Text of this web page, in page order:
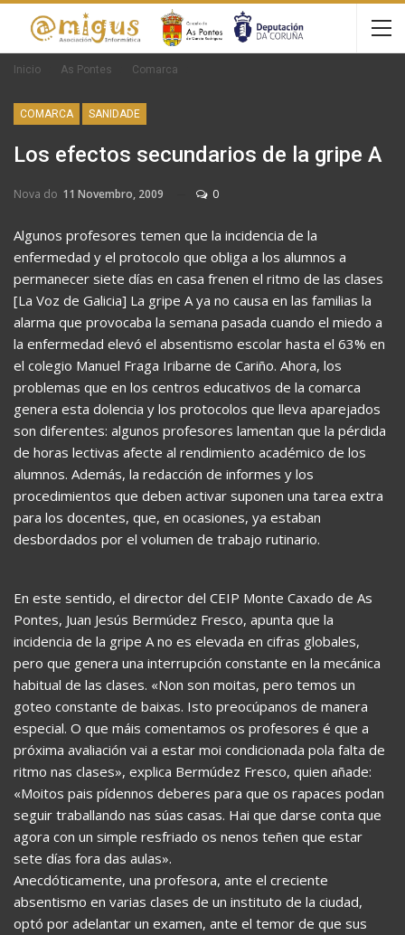
Inicio As Pontes Comarca
COMARCA SANIDADE
Los efectos secundarios de la gripe A
Nova do 11 Novembro, 2009 0
Algunos profesores temen que la incidencia de la
enfermedad y el protocolo que obliga a los alumnos a
permanecer siete días en casa frenen el ritmo de las clases
[La Voz de Galicia] La gripe A ya no causa en las familias la
alarma que provocaba la semana pasada cuando el miedo a
la enfermedad elevó el absentismo escolar hasta el 63% en
el colegio Manuel Fraga Iribarne de Cariño. Ahora, los
problemas que en los centros educativos de la comarca
genera esta dolencia y los protocolos que lleva aparejados
son diferentes: algunos profesores lamentan que la pérdida
de horas lectivas afecte al rendimiento académico de los
alumnos. Además, la redacción de informes y los
procedimientos que deben activar suponen una tarea extra
para los docentes, que, en ocasiones, ya estaban
desbordados por el volumen de trabajo rutinario.
En este sentido, el director del CEIP Monte Caxado de As
Pontes, Juan Jesús Bermúdez Fresco, apunta que la
incidencia de la gripe A no es elevada en cifras globales,
pero que genera una interrupción constante en la mecánica
habitual de las clases. «Non son moitas, pero temos un
goteo constante de baixas. Isto preocúpanos de manera
especial. O que máis comentamos os profesores é que a
próxima avaliación vai a estar moi condicionada pola falta de
ritmo nas clases», explica Bermúdez Fresco, quien añade:
«Moitos pais pídennos deberes para que os rapaces podan
seguir traballando nas súas casas. Hai que darse conta que
agora con un simple resfriado os nenos teñen que estar
sete días fora das aulas».
Anecdóticamente, una profesora, ante el creciente
absentismo en varias clases de un instituto de la ciudad,
optó por adelantar un examen, ante el temor de que sus